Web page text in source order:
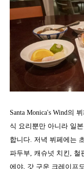
Santa Monica's Wind의
식 요리뿐만 아니라 일
합니다. 저녁 뷔페에는
파두부, 캐슈넛 치킨, 철
에야, 갓 구운 크레이프